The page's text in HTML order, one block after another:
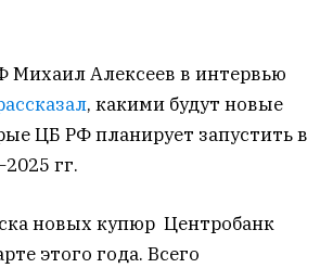
Михаил Алексеев в интервью
, какими будут новые
ЦБ РФ планирует запустить в
гг.
новых купюр Центробанк
этого года. Всего